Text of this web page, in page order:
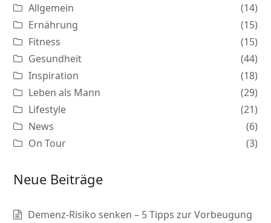
Allgemein
(14)
Ernährung
(15)
Fitness
(15)
Gesundheit
(44)
Inspiration
(18)
Leben als Mann
(29)
Lifestyle
(21)
News
(6)
On Tour
(3)
Neue Beiträge
Demenz-Risiko senken – 5 Tipps zur Vorbeugung